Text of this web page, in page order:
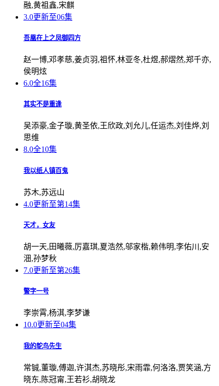
融,黄祖鑫,宋麒
3.0更新至06集
吾凰在上之凤御四方
赵一博,邓孝慈,姜贞羽,祖怀,林亚冬,杜煜,郝熠然,郑千亦,
侯明炫
6.0全16集
其实不是重逢
吴添豪,金子璇,黄圣依,王欣政,刘允儿,任运杰,刘佳烨,刘
思维
8.0全10集
我以纸人镇百鬼
苏木,苏远山
4.0更新至第14集
天才，女友
胡一天,田曦薇,厉嘉琪,夏浩然,邬家楷,赖伟明,李佑川,安
沺,孙梦秋
7.0更新至第26集
警字一号
李崇霄,杨淇,李梦谦
10.0更新至04集
我的鸵鸟先生
常铖,董璇,傅迦,许淇杰,苏晓彤,宋雨霏,何洛洛,贾笑涵,方
晓东,陈冠甯,王若衫,胡晓龙